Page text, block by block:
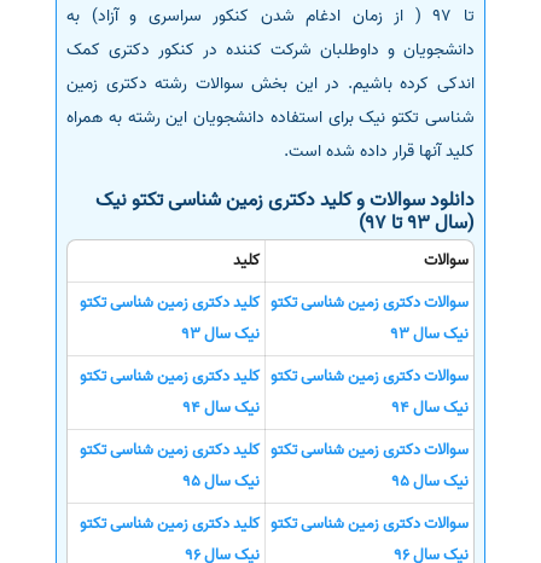
تا 97 ( از زمان ادغام شدن کنکور سراسری و آزاد) به
دانشجویان و داوطلبان شرکت کننده در کنکور دکتری کمک
اندکی کرده باشیم. در این بخش سوالات رشته دکتری زمین
شناسی تکتو نیک برای استفاده دانشجویان این رشته به همراه
کلید آنها قرار داده شده است.
دانلود سوالات و کلید دکتری زمین شناسی تکتو نیک
(سال 93 تا 97)
سوالات
کلید
سوالات دکتری زمین شناسی تکتو
نیک سال 93
کلید دکتری زمین شناسی تکتو
نیک سال 93
سوالات دکتری زمین شناسی تکتو
نیک سال 94
کلید دکتری زمین شناسی تکتو
نیک سال 94
سوالات دکتری زمین شناسی تکتو
نیک سال 95
کلید دکتری زمین شناسی تکتو
نیک سال 95
سوالات دکتری زمین شناسی تکتو
نیک سال 96
کلید دکتری زمین شناسی تکتو
نیک سال 96